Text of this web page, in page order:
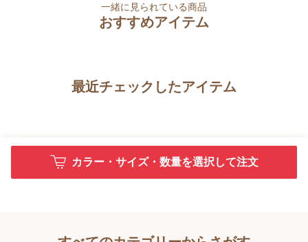
一緒に見られている商品
おすすめアイテム
最近チェックしたアイテム
カラー・サイズ・数量を選択して注文